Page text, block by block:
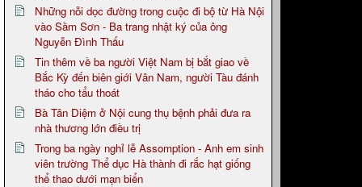
Những nỗi dọc đường trong cuộc đi bộ từ Hà Nội
vào Sầm Sơn - Ba trang nhật ký của ông
Nguyễn Đình Thấu
Tin thêm về ba người Việt Nam bị bắt giao về
Bắc Kỳ đến biên giới Vân Nam, người Tàu đánh
tháo cho tẩu thoát
Bà Tân Diệm ở Nội cung thụ bệnh phải đưa ra
nhà thương lớn điều trị
Trong ba ngày nghỉ lễ Assomption - Anh em sinh
viên trường Thể dục Hà thành đi rắc hạt giống
thể thao dưới mạn biển